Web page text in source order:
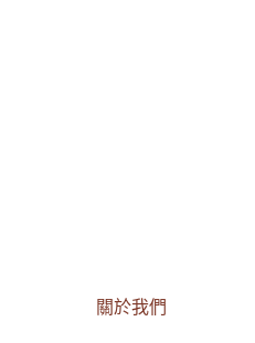
關於我們